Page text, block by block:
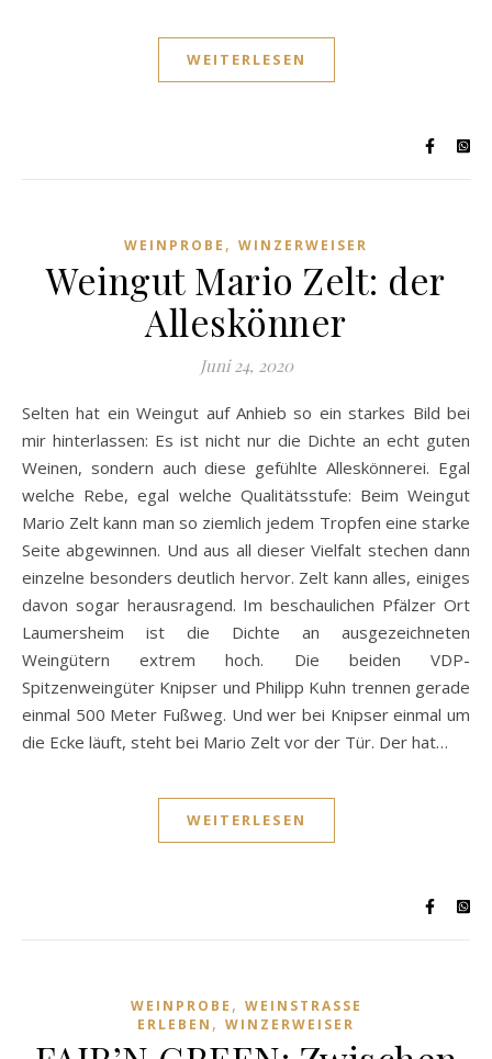
WEITERLESEN
WEINPROBE , WINZERWEISER
Weingut Mario Zelt: der
Alleskönner
Juni 24, 2020
Selten hat ein Weingut auf Anhieb so ein starkes Bild bei
mir hinterlassen: Es ist nicht nur die Dichte an echt guten
Weinen, sondern auch diese gefühlte Alleskönnerei. Egal
welche Rebe, egal welche Qualitätsstufe: Beim Weingut
Mario Zelt kann man so ziemlich jedem Tropfen eine starke
Seite abgewinnen. Und aus all dieser Vielfalt stechen dann
einzelne besonders deutlich hervor. Zelt kann alles, einiges
davon sogar herausragend. Im beschaulichen Pfälzer Ort
Laumersheim ist die Dichte an ausgezeichneten
Weingütern extrem hoch. Die beiden VDP-
Spitzenweingüter Knipser und Philipp Kuhn trennen gerade
einmal 500 Meter Fußweg. Und wer bei Knipser einmal um
die Ecke läuft, steht bei Mario Zelt vor der Tür. Der hat…
WEITERLESEN
WEINPROBE , WEINSTRASSE E
RLEBEN
, WINZERWEISER